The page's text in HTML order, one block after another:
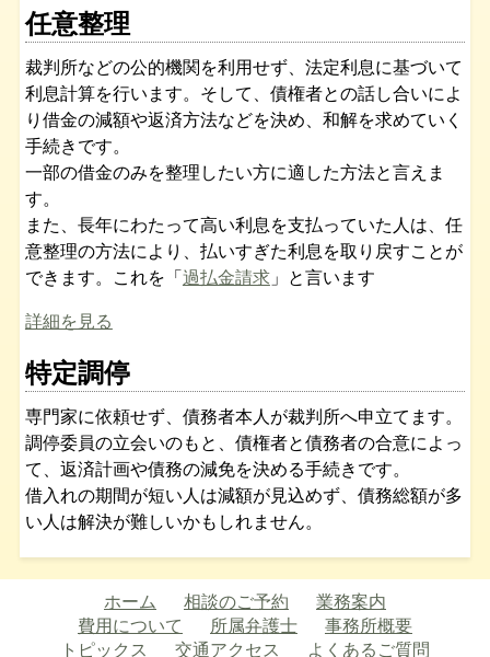
任意整理
裁判所などの公的機関を利用せず、法定利息に基づいて
利息計算を行います。そして、債権者との話し合いによ
り借金の減額や返済方法などを決め、和解を求めていく
手続きです。
一部の借金のみを整理したい方に適した方法と言えま
す。
また、長年にわたって高い利息を支払っていた人は、任
意整理の方法により、払いすぎた利息を取り戻すことが
できます。これを「過払金請求」と言います
詳細を見る
特定調停
専門家に依頼せず、債務者本人が裁判所へ申立てます。
調停委員の立会いのもと、債権者と債務者の合意によっ
て、返済計画や債務の減免を決める手続きです。
借入れの期間が短い人は減額が見込めず、債務総額が多
い人は解決が難しいかもしれません。
ホーム 相談のご予約
業務案内
費用について
所属弁護士
事務所概要
トピックス
交通アクセス よくあるご質問